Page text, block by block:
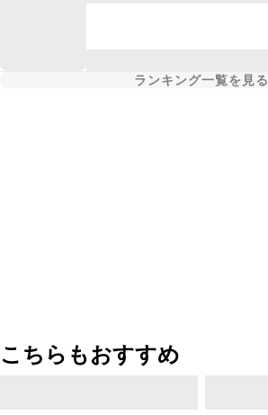
ランキング一覧を見る
こちらもおすすめ